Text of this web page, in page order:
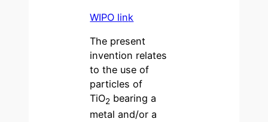
WIPO link
The present
invention relates
to the use of
particles of
TiO2 bearing a
metal and/or a